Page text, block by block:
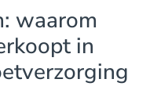
waarom
in